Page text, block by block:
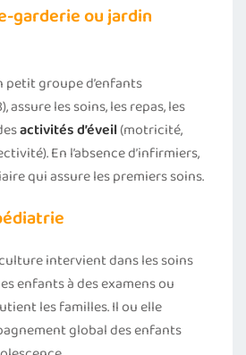
garderie ou jardin
petit groupe d’enfants
assure les soins, les repas, les
activités d’éveil(motricité,
En l’absence d’infirmiers,
qui assure les premiers soins.
intervient dans les soins
enfants à des examens ou
les familles. Il ou elle
global des enfants